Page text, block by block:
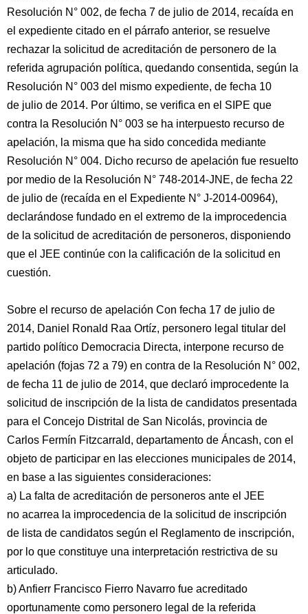
Resolución N° 002, de fecha 7 de julio de 2014, recaída en
el expediente citado en el párrafo anterior, se resuelve
rechazar la solicitud de acreditación de personero de la
referida agrupación política, quedando consentida, según la
Resolución N° 003 del mismo expediente, de fecha 10
de julio de 2014. Por último, se verifica en el SIPE que
contra la Resolución N° 003 se ha interpuesto recurso de
apelación, la misma que ha sido concedida mediante
Resolución N° 004. Dicho recurso de apelación fue resuelto
por medio de la Resolución N° 748-2014-JNE, de fecha 22
de julio de (recaída en el Expediente N° J-2014-00964),
declarándose fundado en el extremo de la improcedencia
de la solicitud de acreditación de personeros, disponiendo
que el JEE continúe con la calificación de la solicitud en
cuestión.
Sobre el recurso de apelación Con fecha 17 de julio de
2014, Daniel Ronald Raa Ortíz, personero legal titular del
partido político Democracia Directa, interpone recurso de
apelación (fojas 72 a 79) en contra de la Resolución N° 002,
de fecha 11 de julio de 2014, que declaró improcedente la
solicitud de inscripción de la lista de candidatos presentada
para el Concejo Distrital de San Nicolás, provincia de
Carlos Fermín Fitzcarrald, departamento de Áncash, con el
objeto de participar en las elecciones municipales de 2014,
en base a las siguientes consideraciones:
a) La falta de acreditación de personeros ante el JEE
no acarrea la improcedencia de la solicitud de inscripción
de lista de candidatos según el Reglamento de inscripción,
por lo que constituye una interpretación restrictiva de su
articulado.
b) Anfierr Francisco Fierro Navarro fue acreditado
oportunamente como personero legal de la referida